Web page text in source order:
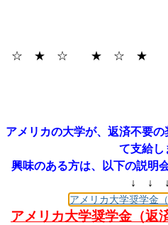
☆ ★ ☆ ★ ☆ ★
アメリカの大学が、返済不要
て支給し
興味のある方は、以下の説明
↓ ↓
アメリカ大学奨学金
アメリカ大学奨学金（